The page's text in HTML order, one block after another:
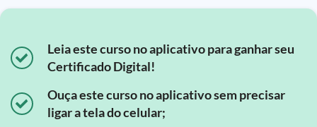
Leia este curso no aplicativo para ganhar seu
Certificado Digital!
Ouça este curso no aplicativo sem precisar
ligar a tela do celular;